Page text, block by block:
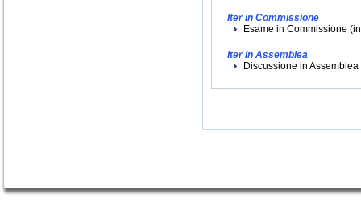
Iter in Commissione
Esame in Commissione
Iter in Assemblea
Discussione in